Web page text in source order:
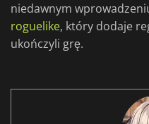
niedawnym
roguelike, który dodaje
ukończyli grę.